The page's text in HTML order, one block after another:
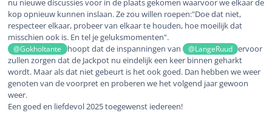
nu nieuwe discussies voor in de plaats gekomen waarvoor we elkaar de
kop opnieuw kunnen inslaan. Ze zou willen roepen:"Doe dat niet,
respecteer elkaar, probeer van elkaar te houden, hoe moeilijk dat
misschien ook is. En tel je geluksmomenten".
@Gokholtante hoopt dat de inspanningen van @LangeRuud ervoor
zullen zorgen dat de Jackpot nu eindelijk een keer binnen geharkt
wordt. Maar als dat niet gebeurt is het ook goed. Dan hebben we weer
genoten van de voorpret en proberen we het volgend jaar gewoon
weer.
Een goed en liefdevol 2025 toegewenst iedereen!